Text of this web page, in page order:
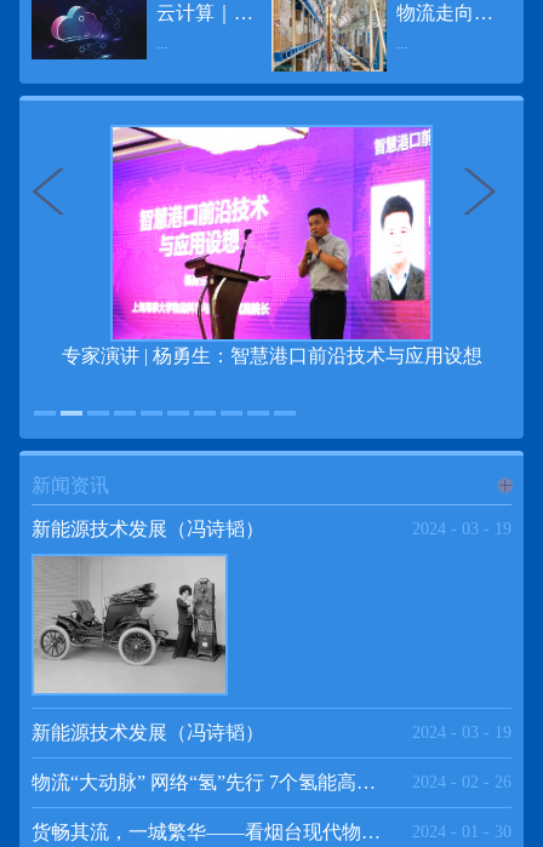
云计算｜边缘计算将为物联网行业带来巨大增长
...
物流走向未来的“魔法师”
...
专家演讲 | 杨勇生：智慧港口前沿技术与应用设想
新闻资讯
新能源技术发展（冯诗韬） 2024 - 03 - 19
新能源技术发展（冯诗韬） 2024 - 03 - 19
物流“大动脉” 网络“氢”先行 7个氢能高速场景落地京津冀 2024 - 02 - 26
货畅其流，一城繁华——看烟台现代物流发展 2024 - 01 - 30
频道
>>